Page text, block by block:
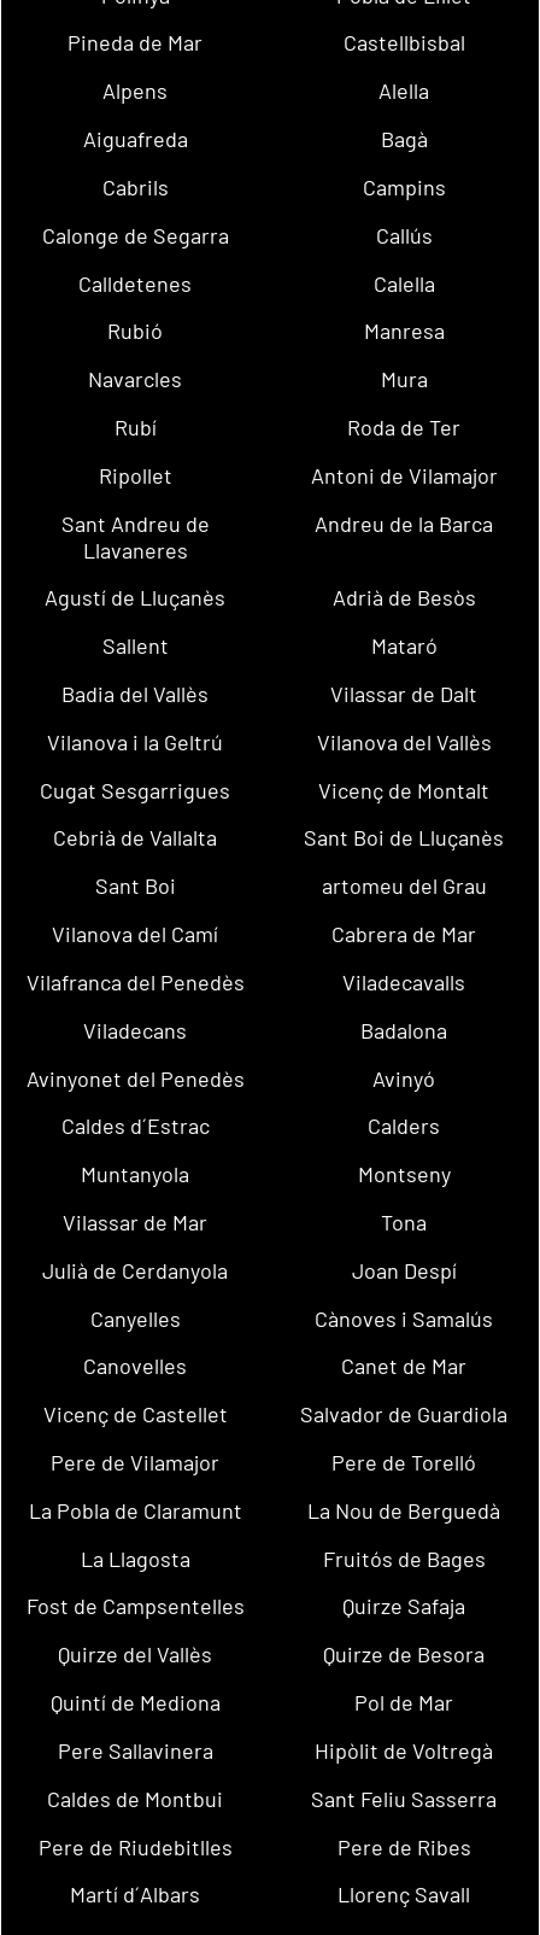
Pineda de Mar
Castellbisbal
Alpens
Alella
Aiguafreda
Bagà
Cabrils
Campins
Calonge de Segarra
Callús
Calldetenes
Calella
Rubió
Manresa
Navarcles
Mura
Rubí
Roda de Ter
Ripollet
Antoni de Vilamajor
Sant Andreu de
Llavaneres
Andreu de la Barca
Agustí de Lluçanès
Adrià de Besòs
Sallent
Mataró
Badia del Vallès
Vilassar de Dalt
Vilanova i la Geltrú
Vilanova del Vallès
Cugat Sesgarrigues
Vicenç de Montalt
Cebrià de Vallalta
Sant Boi de Lluçanès
Sant Boi
artomeu del Grau
Vilanova del Camí
Cabrera de Mar
Vilafranca del Penedès
Viladecavalls
Viladecans
Badalona
Avinyonet del Penedès
Avinyó
Caldes d´Estrac
Calders
Muntanyola
Montseny
Vilassar de Mar
Tona
Julià de Cerdanyola
Joan Despí
Canyelles
Cànoves i Samalús
Canovelles
Canet de Mar
Vicenç de Castellet
Salvador de Guardiola
Pere de Vilamajor
Pere de Torelló
La Pobla de Claramunt
La Nou de Berguedà
La Llagosta
Fruitós de Bages
Fost de Campsentelles
Quirze Safaja
Quirze del Vallès
Quirze de Besora
Quintí de Mediona
Pol de Mar
Pere Sallavinera
Hipòlit de Voltregà
Caldes de Montbui
Sant Feliu Sasserra
Pere de Riudebitlles
Pere de Ribes
Martí d´Albars
Llorenç Savall